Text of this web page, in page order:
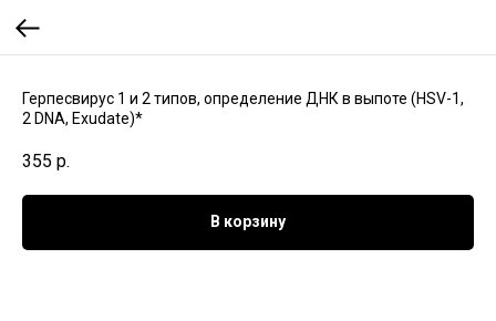
Герпесвирус 1 и 2 типов, определение ДНК в выпоте (HSV-1,
2 DNA, Exudate)*
355 р.
В корзину